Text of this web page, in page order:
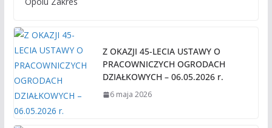
Z OKAZJI 45-LECIA USTAWY O
PRACOWNICZYCH OGRODACH
DZIAŁKOWYCH – 06.05.2026 r.
6 maja 2026